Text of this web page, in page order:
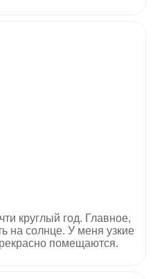
круглый год. Главное,
на солнце. У меня узкие
помещаются.